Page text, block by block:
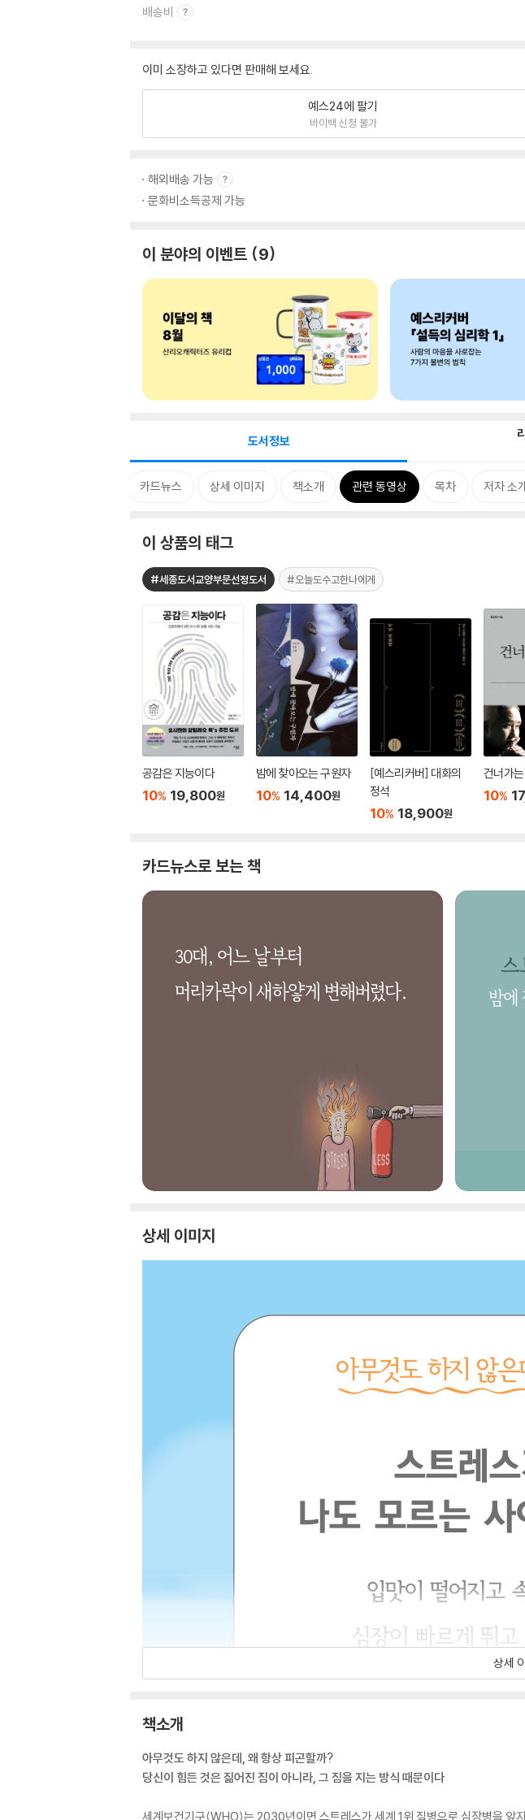
배송비
이미 소장하고 있다면 판매해 보세요.
예스24에 팔기
바이백 신청 불가
해외배송 가능
문화비소득공제 가능
이 분야의 이벤트 9
도서정보
카드뉴스 상세 이미지 책소개 관련 동영상 목차 저자 소
이 상품의 태그
#세종도서교양부문선정도서 #오늘도수고한나에게
공감은 지능이다
10% 19,800원
밤에 찾아오는 구원자
10% 14,400원
[예스리커버] 대화의
정석
10% 18,900원
건너가
10%
카드뉴스로 보는 책
상세 이미지
상세
책소개
아무것도 하지 않은데, 왜 항상 피곤할까?
당신이 힘든 것은 짊어진 짐이 아니라, 그 짐을 지는 방식 때문이다
세계보건기구(WHO)는 2030년이면 스트레스가 세계 1위 질병으로 심장병을 앞